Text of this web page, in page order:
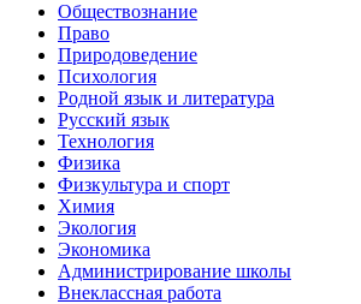
Обществознание
Право
Природоведение
Психология
Родной язык и литература
Русский язык
Технология
Физика
Физкультура и спорт
Химия
Экология
Экономика
Администрирование школы
Внеклассная работа